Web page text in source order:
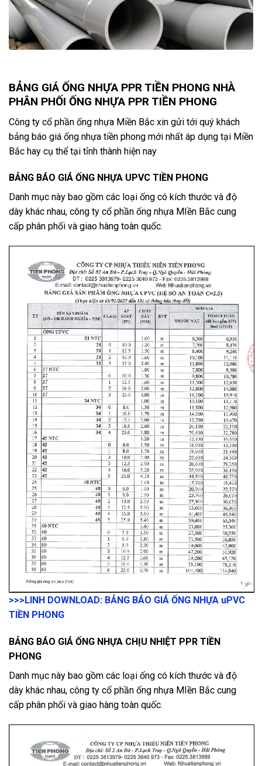
BẢNG GIÁ ỐNG NHỰA PPR TIỀN PHONG NHÀ
PHÂN PHỐI ỐNG NHỰA PPR TIỀN PHONG
Công ty cổ phần ống nhựa Miền Bắc xin gửi tới quý khách
bảng báo giá ống nhựa tiền phong mới nhất áp dụng tại Miền
Bắc hay cụ thể tại tỉnh thành hiện nay
BẢNG BÁO GIÁ ỐNG NHỰA UPVC TIỀN PHONG
Danh mục này bao gồm các loại ống có kích thước và độ
dày khác nhau, công ty cổ phần ống nhựa MIền Bắc cung
cấp phân phối và giao hàng toàn quốc.
>>>LINH DOWNLOAD: BẢNG BÁO GIÁ ỐNG NHỰA uPVC
TIỀN PHONG
BẢNG BÁO GIÁ ỐNG NHỰA CHỊU NHIỆT PPR TIỀN
PHONG
Danh mục này bao gồm các loại ống có kích thước và độ
dày khác nhau, công ty cổ phần ống nhựa MIền Bắc cung
cấp phân phối và giao hàng toàn quốc.